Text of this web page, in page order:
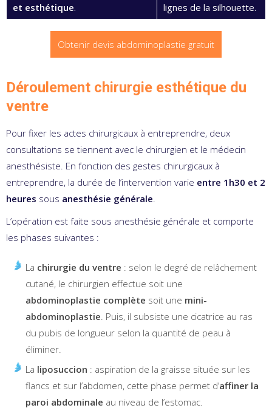
et esthétique.
lignes de la silhouette.
Obtenir devis abdominoplastie gratuit
Déroulement chirurgie esthétique du
ventre
Pour fixer les actes chirurgicaux à entreprendre, deux
consultations se tiennent avec le chirurgien et le médecin
anesthésiste. En fonction des gestes chirurgicaux à
entreprendre, la durée de l’intervention varie entre 1h30 et 2
heures sous anesthésie générale
L’opération est faite sous anesthésie générale et comporte
les phases suivantes :
La chirurgie du ventre : selon le degré de relâchement
cutané, le chirurgien effectue soit une
abdominoplastie complète soit une mini-
abdominoplastie . Puis, il subsiste une cicatrice au ras
du pubis de longueur selon la quantité de peau à
éliminer.
La liposuccion : aspiration de la graisse située sur les
flancs et sur l’abdomen, cette phase permet d’affiner la
paroi abdominale au niveau de l’estomac.